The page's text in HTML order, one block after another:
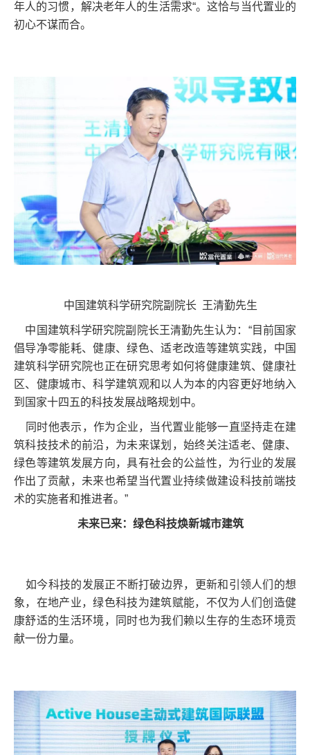
年人的习惯，解决老年人的生活需求“。这恰与当代置业的
初心不谋而合。
中国建筑科学研究院副院长 王清勤先生
中国建筑科学研究院副院长王清勤先生认为：“目前国家
倡导净零能耗、健康、绿色、适老改造等建筑实践，中国
建筑科学研究院也正在研究思考如何将健康建筑、健康社
区、健康城市、科学建筑观和以人为本的内容更好地纳入
到国家十四五的科技发展战略规划中。
同时他表示，作为企业，当代置业能够一直坚持走在建
筑科技技术的前沿，为未来谋划，始终关注适老、健康、
绿色等建筑发展方向，具有社会的公益性，为行业的发展
作出了贡献，未来也希望当代置业持续做建设科技前端技
术的实施者和推进者。”
未来已来：绿色科技焕新城市建筑
如今科技的发展正不断打破边界，更新和引领人们的想
象，在地产业，绿色科技为建筑赋能，不仅为人们创造健
康舒适的生活环境，同时也为我们赖以生存的生态环境贡
献一份力量。